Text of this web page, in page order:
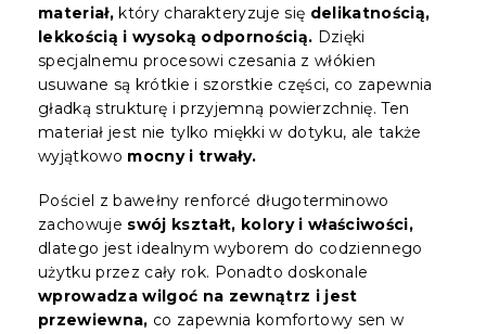
materiał, który charakteryzuje się delikatnością,
lekkością i wysoką odpornością. Dzięki
specjalnemu procesowi czesania z włókien
usuwane są krótkie i szorstkie części, co zapewnia
gładką strukturę i przyjemną powierzchnię. Ten
materiał jest nie tylko miękki w dotyku, ale także
wyjątkowo mocny i trwały.
Pościel z bawełny renforcé długoterminowo
zachowuje swój kształt, kolory i właściwości,
dlatego jest idealnym wyborem do codziennego
użytku przez cały rok. Ponadto doskonale
wprowadza wilgoć na zewnątrz i jest
przewiewna, co zapewnia komfortowy sen w